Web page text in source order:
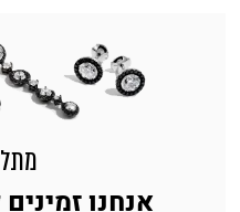
אנחנו